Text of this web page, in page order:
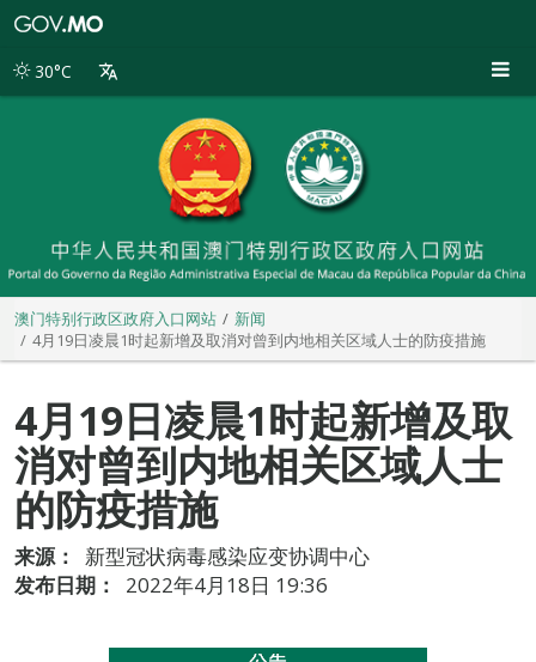
别
30°C
澳门特别行政区政府入口网站
新闻
4月19日凌晨1时起新增及取消对曾到内地相关区域人士的防疫措施
4月19日凌晨1时起新增及取
消对曾到内地相关区域人士
的防疫措施
来源：
新型冠状病毒感染应变协调中心
发布日期：
2022年4月18日 19:36